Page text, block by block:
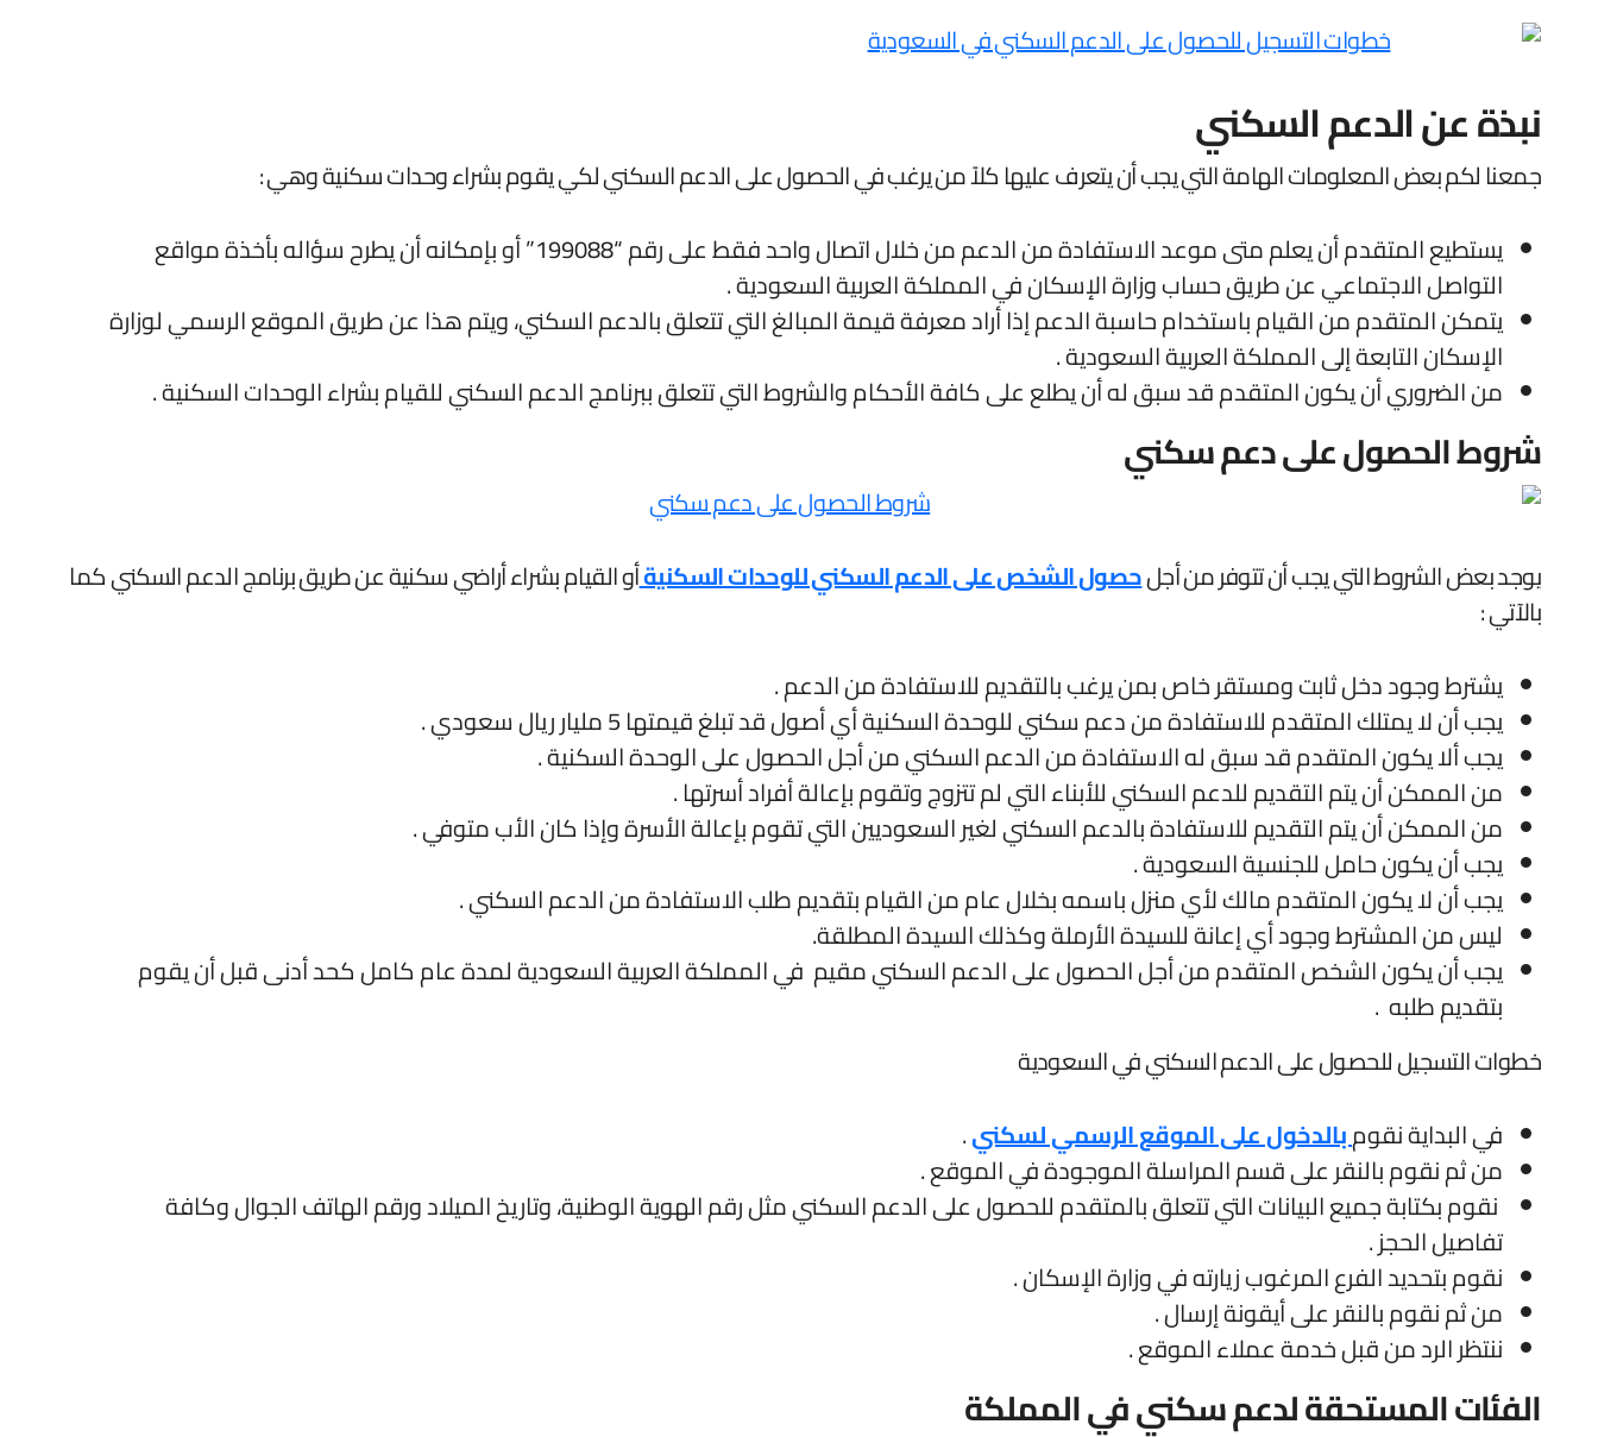
نبذة عن الدعم السكني
جمعنا لكم بعض المعلومات الهامة التي يجب أن يتعرف عليها كلاً من يرغب في الحصول على الدعم السكني لكي يقوم بشراء وحدات سكنية وهي :
يستطيع المتقدم أن يعلم متى موعد الاستفادة من الدعم من خلال اتصال واحد فقط على رقم “199088” أو بإمكانه أن يطرح سؤاله بأخذة مواقع
التواصل الاجتماعي عن طريق حساب وزارة الإسكان في المملكة العربية السعودية .
يتمكن المتقدم من القيام باستخدام حاسبة الدعم إذا أراد معرفة قيمة المبالغ التي تتعلق بالدعم السكني، ويتم هذا عن طريق الموقع الرسمي لوزارة
الإسكان التابعة إلى المملكة العربية السعودية .
من الضروري أن يكون المتقدم قد سبق له أن يطلع على كافة الأحكام والشروط التي تتعلق ببرنامج الدعم السكني للقيام بشراء الوحدات السكنية .
شروط الحصول على دعم سكني
يوجد بعض الشروط التي يجب أن تتوفر من أجلحصول الشخص على الدعم السكني للوحدات السكنيةأو القيام بشراء أراضي سكنية عن طريق برنامج الدعم السكني كما
بالآتي :
يشترط وجود دخل ثابت ومستقر خاص بمن يرغب بالتقديم للاستفادة من الدعم .
يجب أن لا يمتلك المتقدم للاستفادة من دعم سكني للوحدة السكنية أي أصول قد تبلغ قيمتها 5 مليار ريال سعودي .
يجب ألا يكون المتقدم قد سبق له الاستفادة من الدعم السكني من أجل الحصول على الوحدة السكنية .
من الممكن أن يتم التقديم للدعم السكني للأبناء التي لم تتزوج وتقوم بإعالة أفراد أسرتها .
من الممكن أن يتم التقديم للاستفادة بالدعم السكني لغير السعوديين التي تقوم بإعالة الأسرة وإذا كان الأب متوفي .
يجب أن يكون حامل للجنسية السعودية .
يجب أن لا يكون المتقدم مالك لأي منزل باسمه بخلال عام من القيام بتقديم طلب الاستفادة من الدعم السكني .
ليس من المشترط وجود أي إعانة للسيدة الأرملة وكذلك السيدة المطلقة.
يجب أن يكون الشخص المتقدم من أجل الحصول على الدعم السكني مقيم في المملكة العربية السعودية لمدة عام كامل كحد أدنى قبل أن يقوم
بتقديم طلبه .
خطوات التسجيل للحصول على الدعم السكني في السعودية
في البداية نقومبالدخول على الموقع الرسمي لسكني.
من ثم نقوم بالنقر على قسم المراسلة الموجودة في الموقع .
نقوم بكتابة جميع البيانات التي تتعلق بالمتقدم للحصول على الدعم السكني مثل رقم الهوية الوطنية، وتاريخ الميلاد ورقم الهاتف الجوال وكافة
تفاصيل الحجز .
نقوم بتحديد الفرع المرغوب زيارته في وزارة الإسكان .
من ثم نقوم بالنقر على أيقونة إرسال .
ننتظر الرد من قبل خدمة عملاء الموقع .
الفئات المستحقة لدعم سكني في المملكة